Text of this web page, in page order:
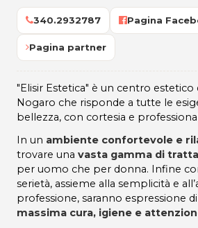
340.2932787 Pagina
Pagina partner
"Elisir Estetica" è un centro estetico
Nogaro che risponde a tutte le
bellezza, con cortesia e
In un ambiente confortevole e
trovare una vasta gamma di
per uomo che per donna. Infine
serietà, assieme alla semplicità e
professione, saranno espressione di
massima cura, igiene e